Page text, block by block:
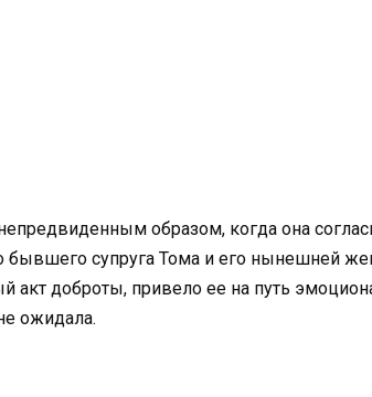
образом, когда она
бывшего супруга Тома и его нынешней
акт доброты, привело ее на путь
ожидала.